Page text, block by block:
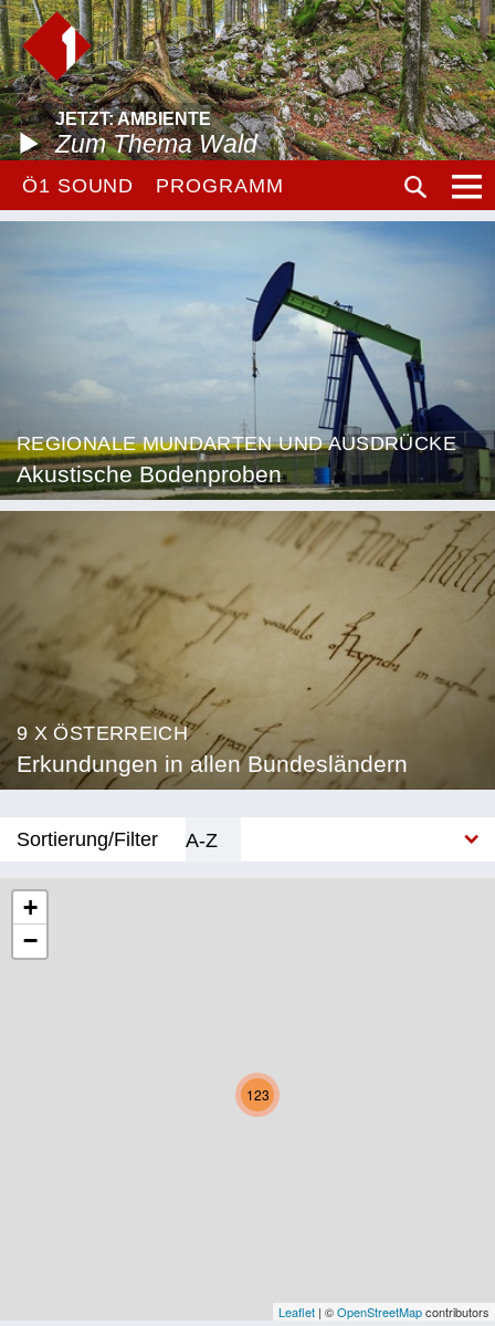
JETZT: AMBIENTE
Zum Thema Wald
Ö1 SOUND PROGRAMM
REGIONALE MUNDARTEN UND AUSDRÜCKE
Akustische Bodenproben
9 X ÖSTERREICH
Erkundungen in allen Bundesländern
Sortierung/Filter
A-Z
Niederösterreich
Oberösterreich
Vorarlberg
123
+
−
Leaflet | ©OpenStreetMapcontributors